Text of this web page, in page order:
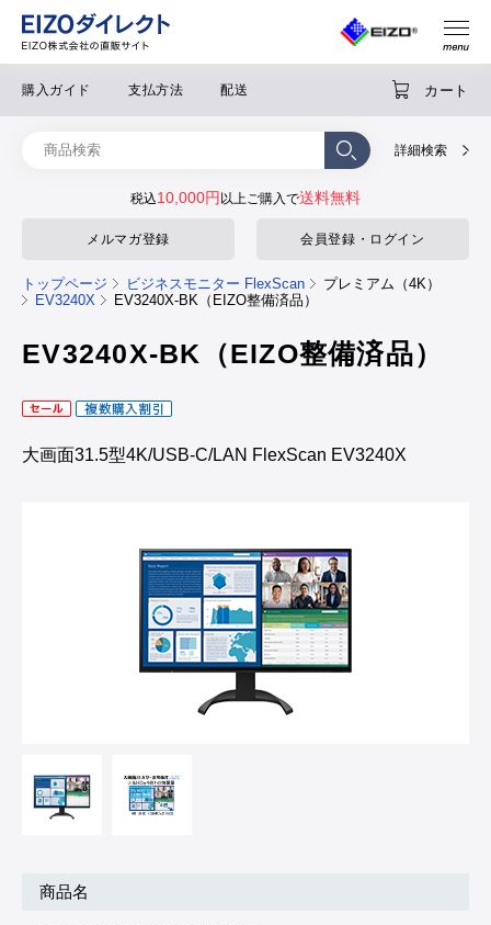
購入ガイド 支払方法 配送 カート
詳細検索
税込10,000円 以上ご購入で送料無料
メルマガ登録 会員登録・ログイン
トップページ ビジネスモニター FlexScan
プレミアム（4K）
EV3240X
EV3240X-BK（EIZO整備済品）
EV3240X-BK（EIZO整備済品）
大画面31.5型4K/USB-C/LAN FlexScan EV3240X
商品名